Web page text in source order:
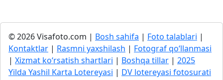
© 2026 Visafoto.com | Bosh sahifa | Foto talablari |
Kontaktlar | Rasmni yaxshilash | Fotograf qo‘llanmasi
| Xizmat ko‘rsatish shartlari | Boshqa tillar | 2025
Yilda Yashil Karta Lotereyasi | DV lotereyasi fotosurati